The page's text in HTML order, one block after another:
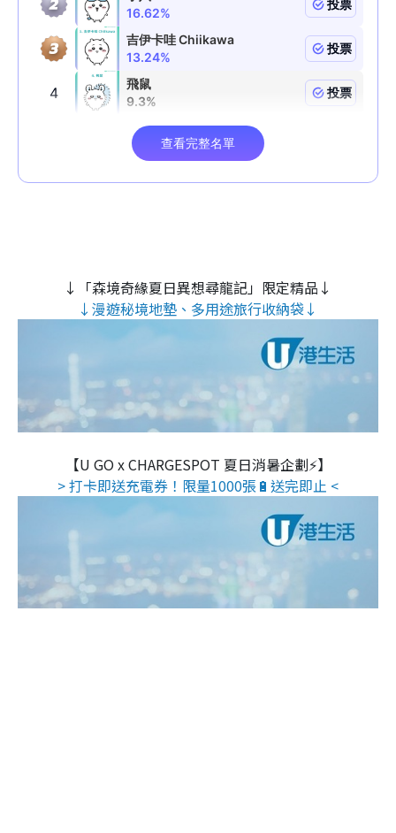
↓「森境奇緣夏日異想尋龍記」限定精品↓
↓漫遊秘境地墊、多用途旅行收納袋↓
【U GO x CHARGESPOT 夏日消暑企劃⚡】
> 打卡即送充電券！限量1000張🔋送完即止 <